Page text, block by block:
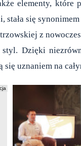
elementy, które
stała się
z
Dzięki
uznaniem na